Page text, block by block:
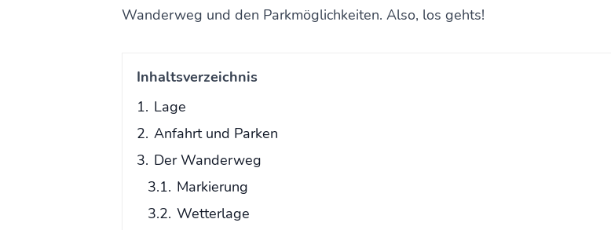
Wanderweg und den Parkmöglichkeiten. Also, los gehts!
Inhaltsverzeichnis
1. Lage
2. Anfahrt und Parken
3. Der Wanderweg
3.1. Markierung
3.2. Wetterlage